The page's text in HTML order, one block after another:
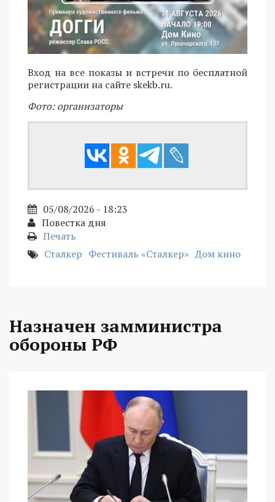
Вход на все показы и встречи по бесплатной
регистрации на сайте skekb.ru.
Фото: организаторы
05/08/2026 - 18:23
Повестка дня
Печать
Сталкер Фестиваль «Сталкер» Дом кино
Назначен замминистра
обороны РФ